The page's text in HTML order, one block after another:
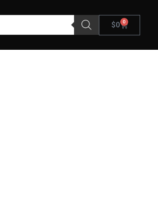
$0 0
Carrito